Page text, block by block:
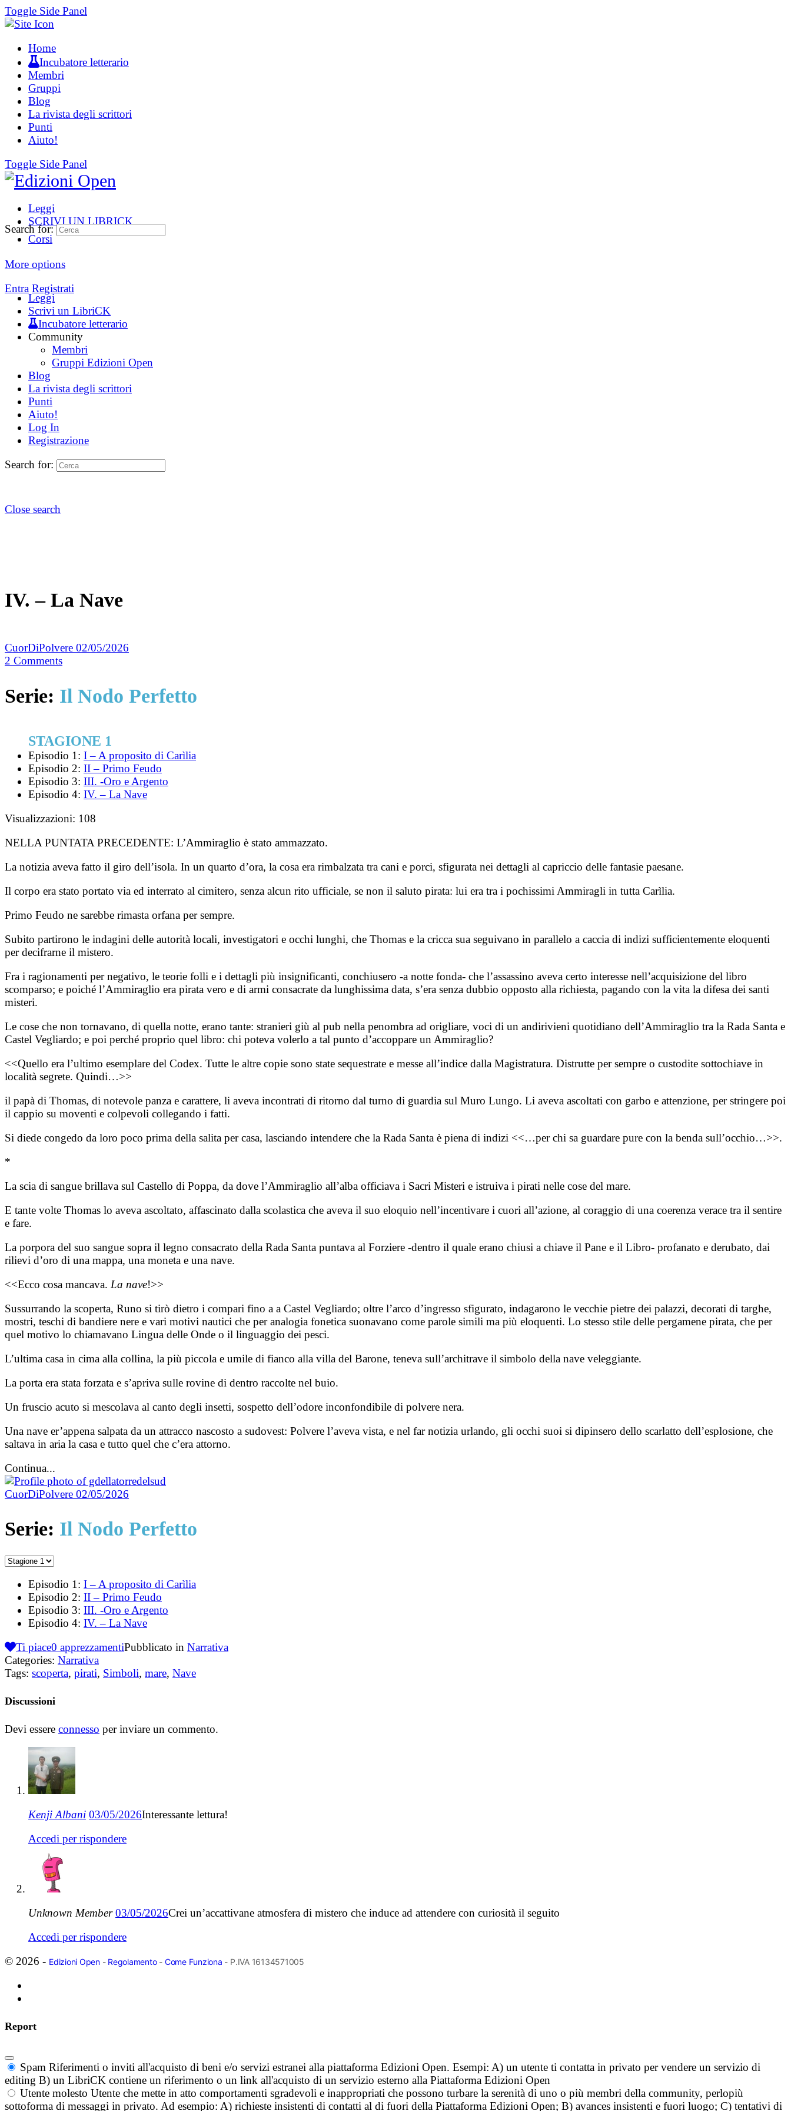
Toggle Side Panel
Home
Incubatore letterario
Membri
Gruppi
Blog
La rivista degli scrittori
Punti
Aiuto!
Toggle Side Panel
Leggi
SCRIVI UN LIBRICK
Corsi
More options
Entra Registrati
Search for:
Leggi
Scrivi un LibriCK
Incubatore letterario
Community
Membri
Gruppi Edizioni Open
Blog
La rivista degli scrittori
Punti
Aiuto!
Log In
Registrazione
Search for:
Close search
IV. – La Nave
CuorDiPolvere 02/05/2026
2 Comments
Serie: Il Nodo Perfetto
STAGIONE 1
Episodio 1: I – A proposito di Carìlia
Episodio 2: II – Primo Feudo
Episodio 3: III. -Oro e Argento
Episodio 4: IV. – La Nave
Visualizzazioni: 108
NELLA PUNTATA PRECEDENTE: L’Ammiraglio è stato ammazzato.
La notizia aveva fatto il giro dell’isola. In un quarto d’ora, la cosa era rimbalzata tra cani e porci, sfigurata nei dettagli al capriccio delle fantasie paesane.
Il corpo era stato portato via ed interrato al cimitero, senza alcun rito ufficiale, se non il saluto pirata: lui era tra i pochissimi Ammiragli in tutta Carìlia.
Primo Feudo ne sarebbe rimasta orfana per sempre.
Subito partirono le indagini delle autorità locali, investigatori e occhi lunghi, che Thomas e la cricca sua seguivano in parallelo a caccia di indizi sufficientemente eloquenti
per decifrarne il mistero.
Fra i ragionamenti per negativo, le teorie folli e i dettagli più insignificanti, conchiusero -a notte fonda- che l’assassino aveva certo interesse nell’acquisizione del libro
scomparso; e poiché l’Ammiraglio era pirata vero e di armi consacrate da lunghissima data, s’era senza dubbio opposto alla richiesta, pagando con la vita la difesa dei santi
misteri.
Le cose che non tornavano, di quella notte, erano tante: stranieri giù al pub nella penombra ad origliare, voci di un andirivieni quotidiano dell’Ammiraglio tra la Rada Santa e
Castel Vegliardo; e poi perché proprio quel libro: chi poteva volerlo a tal punto d’accoppare un Ammiraglio?
<<Quello era l’ultimo esemplare del Codex. Tutte le altre copie sono state sequestrate e messe all’indice dalla Magistratura. Distrutte per sempre o custodite sottochiave in
località segrete. Quindi…>>
il papà di Thomas, di notevole panza e carattere, li aveva incontrati di ritorno dal turno di guardia sul Muro Lungo. Li aveva ascoltati con garbo e attenzione, per stringere poi
il cappio su moventi e colpevoli collegando i fatti.
Si diede congedo da loro poco prima della salita per casa, lasciando intendere che la Rada Santa è piena di indizi <<…per chi sa guardare pure con la benda sull’occhio…>>.
*
La scia di sangue brillava sul Castello di Poppa, da dove l’Ammiraglio all’alba officiava i Sacri Misteri e istruiva i pirati nelle cose del mare.
E tante volte Thomas lo aveva ascoltato, affascinato dalla scolastica che aveva il suo eloquio nell’incentivare i cuori all’azione, al coraggio di una coerenza verace tra il sentire
e fare.
La porpora del suo sangue sopra il legno consacrato della Rada Santa puntava al Forziere -dentro il quale erano chiusi a chiave il Pane e il Libro- profanato e derubato, dai
rilievi d’oro di una mappa, una moneta e una nave.
<<Ecco cosa mancava. La nave!>>
Sussurrando la scoperta, Runo si tirò dietro i compari fino a a Castel Vegliardo; oltre l’arco d’ingresso sfigurato, indagarono le vecchie pietre dei palazzi, decorati di targhe,
mostri, teschi di bandiere nere e vari motivi nautici che per analogia fonetica suonavano come parole simili ma più eloquenti. Lo stesso stile delle pergamene pirata, che per
quel motivo lo chiamavano Lingua delle Onde o il linguaggio dei pesci.
L’ultima casa in cima alla collina, la più piccola e umile di fianco alla villa del Barone, teneva sull’architrave il simbolo della nave veleggiante.
La porta era stata forzata e s’apriva sulle rovine di dentro raccolte nel buio.
Un fruscio acuto si mescolava al canto degli insetti, sospetto dell’odore inconfondibile di polvere nera.
Una nave er’appena salpata da un attracco nascosto a sudovest: Polvere l’aveva vista, e nel far notizia urlando, gli occhi suoi si dipinsero dello scarlatto dell’esplosione, che
saltava in aria la casa e tutto quel che c’era attorno.
Continua...
CuorDiPolvere 02/05/2026
Serie: Il Nodo Perfetto
Episodio 1: I – A proposito di Carìlia
Episodio 2: II – Primo Feudo
Episodio 3: III. -Oro e Argento
Episodio 4: IV. – La Nave
Ti piace0 apprezzamentiPubblicato in Narrativa
Categories: Narrativa
Tags: scoperta, pirati, Simboli, mare, Nave
Discussioni
Devi essere connesso per inviare un commento.
Kenji Albani 03/05/2026Interessante lettura!
Accedi per rispondere
Unknown Member 03/05/2026Crei un’accattivane atmosfera di mistero che induce ad attendere con curiosità il seguito
Accedi per rispondere
© 2026 - Edizioni Open- Regolamento- Come Funziona - P.IVA 16134571005
Report
Spam Riferimenti o inviti all'acquisto di beni e/o servizi estranei alla piattaforma Edizioni Open. Esempi: A) un utente ti contatta in privato per vendere un servizio di
editing B) un LibriCK contiene un riferimento o un link all'acquisto di un servizio esterno alla Piattaforma Edizioni Open
Utente molesto Utente che mette in atto comportamenti sgradevoli e inappropriati che possono turbare la serenità di uno o più membri della community, perlopiù
sottoforma di messaggi in privato. Ad esempio: A) richieste insistenti di contatti al di fuori della Piattaforma Edizioni Open; B) avances insistenti e fuori luogo; C) tentativi di